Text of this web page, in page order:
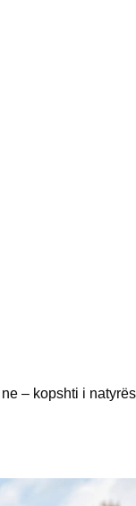
– kopshti i